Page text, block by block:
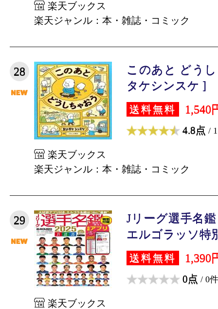
楽天ブックス
楽天ジャンル：本・雑誌・コミック
28
このあと どう
タケシンスケ ]
送料無料 1,540
4.8点 /
楽天ブックス
楽天ジャンル：本・雑誌・コミック
29
Jリーグ選手名鑑
エルゴラッソ特
送料無料 1,390
0点 / 0件
楽天ブックス